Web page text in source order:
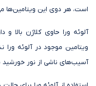
است، هر دوی این ویتامین‌ها
آلوئه ورا حاوی کلاژن بالا
ویتامین موجود در آلوئه
آسیب‌های ناشی از نور خورشید